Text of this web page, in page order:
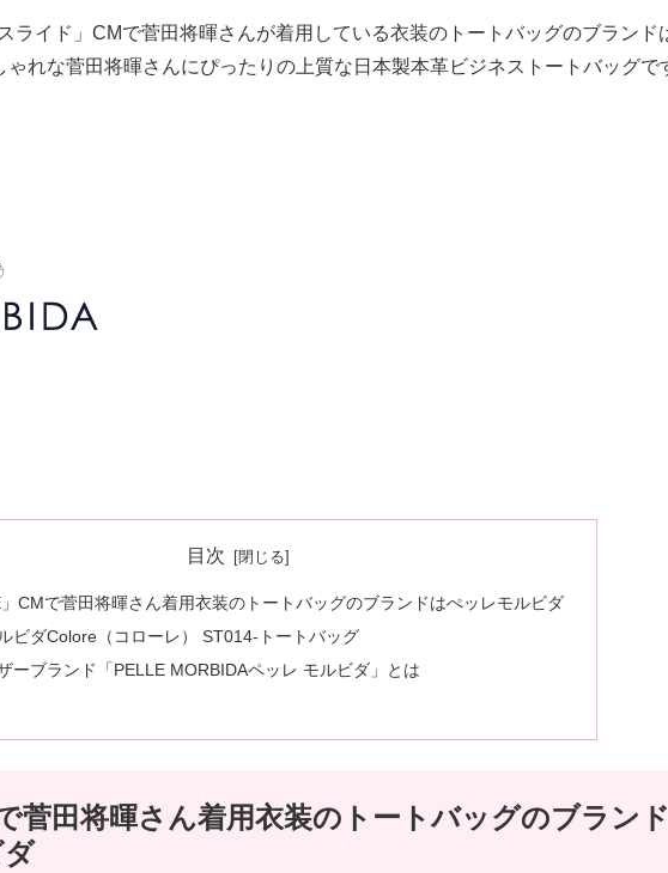
ライド」CMで菅田将暉さんが着用している衣装のトートバッグのブランド
れな菅田将暉さんにぴったりの上質な日本製本革ビジネストートバッグで
目次
」CMで菅田将暉さん着用衣装のトートバッグのブランドはぺッレモルビダ
ビダColore（コローレ） ST014-トートバッグ
ーブランド「PELLE MORBIDAペッレ モルビダ」とは
菅田将暉さん着用衣装のトートバッグのブランド